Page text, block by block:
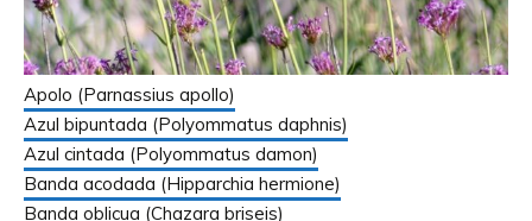
Apolo (Parnassius apollo)
Azul bipuntada (Polyommatus daphnis)
Azul cintada (Polyommatus damon)
Banda acodada (Hipparchia hermione)
Banda oblicua (Chazara briseis)